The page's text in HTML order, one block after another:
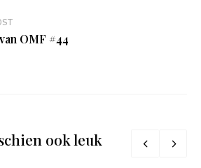
OMF #44
ook leuk